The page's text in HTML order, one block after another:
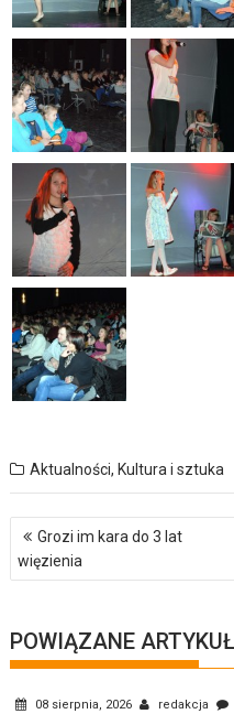
Aktualności, Kultura i sztuka
Nawigacja
wpisu
Grozi im kara do 3 lat
więzienia
POWIĄZANE
08 sierpnia, 2026 redakcja